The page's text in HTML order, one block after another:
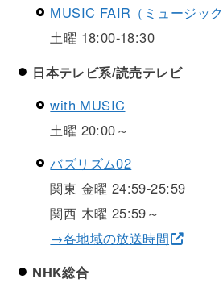
MUSIC FAIR（ミュージック
土曜 18:00-18:30
日本テレビ系/読売テレビ
with MUSIC
土曜 20:00～
バズリズム02
関東 金曜 24:59-25:59
関西 木曜 25:59～
→各地域の放送時間
NHK総合